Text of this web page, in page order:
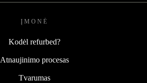
ĮMONĖ
Kodėl refurbed?
Atnaujinimo procesas
Tvarumas